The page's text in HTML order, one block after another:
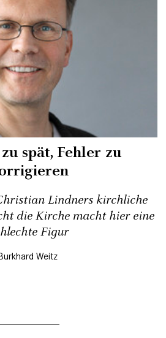
spät, Fehler zu
Lindners kirchliche
die Kirche macht hier eine
Figur
Weitz